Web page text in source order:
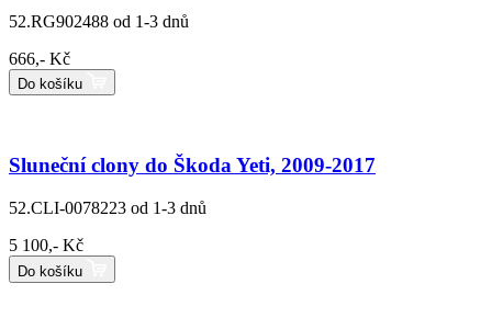
52.RG902488 od 1-3 dnů
666,- Kč
Do košíku
Sluneční clony do Škoda Yeti, 2009-2017
52.CLI-0078223 od 1-3 dnů
5 100,- Kč
Do košíku